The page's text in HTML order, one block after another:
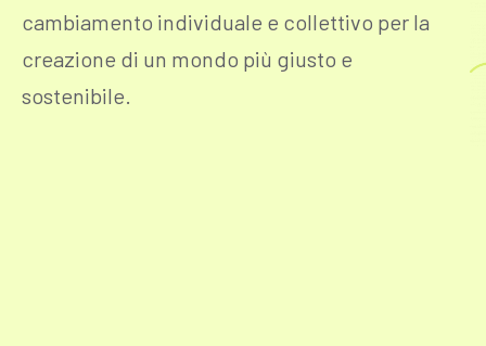
cambiamento individuale e collettivo per la
creazione di un mondo più giusto e
sostenibile.